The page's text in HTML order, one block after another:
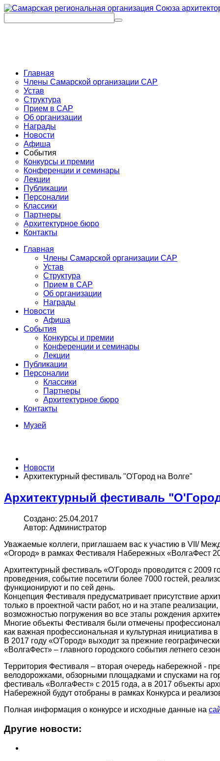
Главная
Члены Самарской организации САР
Устав
Структура
Прием в САР
Об организации
Награды
Новости
Афиша
События
Конкурсы и премии
Конференции и семинары
Лекции
Публикации
Персоналии
Классики
Партнеры
Архитектурное бюро
Контакты
Главная
Члены Самарской организации САР
Устав
Структура
Прием в САР
Об организации
Награды
Новости
Афиша
События
Конкурсы и премии
Конференции и семинары
Лекции
Публикации
Персоналии
Классики
Партнеры
Архитектурное бюро
Контакты
Музей
Новости
Архитектурный фестиваль "О'Город на Волге"
Архитектурный фестиваль
Создано: 25.04.2017
Автор: Администратор
Уважаемые коллеги, приглашаем вас к участию в VII/
«Огород» в рамках Фестиваля Набережных «ВолгаФест
Архитектурный фестиваль «О'Город» проводится с 2009
проведения, событие посетили более 7000 гостей,
функционируют и по сей день.
Концепция Фестиваля предусматривает присутствие
только в проектной части работ, но и на этапе
возможностью погружения во все этапы рождения
Многие объекты Фестиваля были отмечены
как важная профессиональная и культурная инициатива
В 2017 году «О'Город» выходит за прежние
«ВолгаФест» – главного городского события летнего
Территория Фестиваля – вторая очередь набережной -
велодорожками, обзорными площадками и спусками на
фестиваль «ВолгаФест» с 2015 года, а в 2017 объекты
Набережной будут отобраны в рамках Конкурса и
Полная информация о конкурсе и исходные данные на
Другие новости: